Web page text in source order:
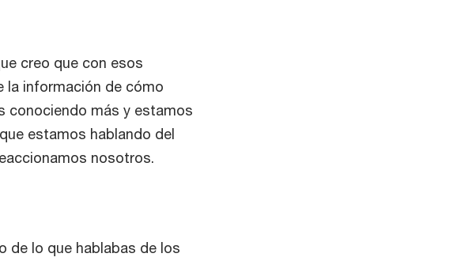
creo que con esos
la información de cómo
conociendo más y estamos
estamos hablando del
nosotros.
de lo que hablabas de los